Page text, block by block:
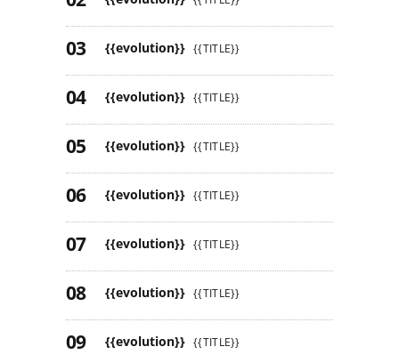
{{evolution}} {{TITLE}}
{{evolution}} {{TITLE}}
{{evolution}} {{TITLE}}
{{evolution}} {{TITLE}}
{{evolution}} {{TITLE}}
{{evolution}} {{TITLE}}
{{evolution}} {{TITLE}}